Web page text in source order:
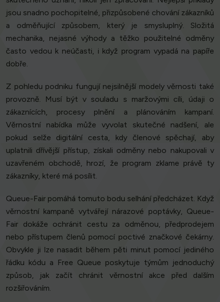
jsou snadno pochopitelné, přizpůsobené chování zákazníků
a odměňující způsobem, který je smysluplný. Složitá
mechanika, nejasné výhody a těžko použitelné odměny
často vedou k neúčasti, i když program vypadá na papíře
dobře.
Z pohledu podniku fungují nejsilnější modely věrnosti také
provozně. Musí být v souladu s maržovými cíli, údaji o
zákaznících, procesy plnění a plánováním kampaní.
Věrnostní nabídka může vyvolat skutečné nadšení, ale
pokud selže digitální cesta, kdy členové spěchají, aby
uplatnili dřívější přístup, získali odměny nebo nakupovali v
uzavřeném obchodě, hrozí, že program zklame právě ty
zákazníky, které má posílit.
Queue-Fair pomáhá tomuto bodu selhání předcházet. Když
věrnostní kampaně vytvářejí nárazové poptávky, Queue-
Fair dokáže ochránit cestu za odměnou, předprodejem
nebo přístupem členů pomocí poctivé značkové čekárny.
Obvykle ji lze nasadit během pěti minut pomocí jediného
řádku kódu a Free Queue poskytuje týmům jednoduchý
způsob, jak začít chránit věrnostní akce před dalším
rozšiřováním.